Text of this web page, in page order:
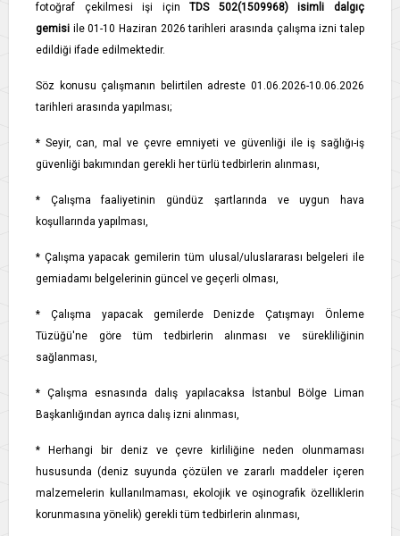
fotoğraf çekilmesi işi içinTDS 502(1509968) isimli dalgıç
gemisi ile 01-10 Haziran 2026 tarihleri arasında çalışma izni talep
edildiği ifade edilmektedir.
Söz konusu çalışmanın belirtilen adreste 01.06.2026-10.06.2026
tarihleri arasında yapılması;
* Seyir, can, mal ve çevre emniyeti ve güvenliği ile iş sağlığı-iş
güvenliği bakımından gerekli her türlü tedbirlerin alınması,
* Çalışma faaliyetinin gündüz şartlarında ve uygun hava
koşullarında yapılması,
* Çalışma yapacak gemilerin tüm ulusal/uluslararası belgeleri ile
gemiadamı belgelerinin güncel ve geçerli olması,
* Çalışma yapacak gemilerde Denizde Çatışmayı Önleme
Tüzüğü'ne göre tüm tedbirlerin alınması ve sürekliliğinin
sağlanması,
* Çalışma esnasında dalış yapılacaksa İstanbul Bölge Liman
Başkanlığından ayrıca dalış izni alınması,
* Herhangi bir deniz ve çevre kirliliğine neden olunmaması
hususunda (deniz suyunda çözülen ve zararlı maddeler içeren
malzemelerin kullanılmaması, ekolojik ve oşinografik özelliklerin
korunmasına yönelik) gerekli tüm tedbirlerin alınması,